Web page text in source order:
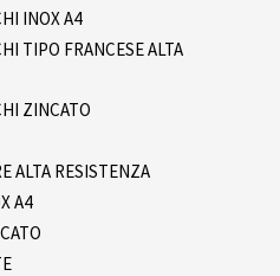
INOX A4
TIPO FRANCESE ALTA
ZINCATO
ALTA RESISTENZA
A4